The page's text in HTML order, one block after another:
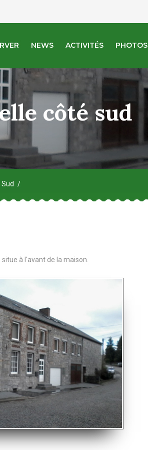
NEWS ACTIVITÉS PHOTOS
côté sud
situe à l'avant de la maison.